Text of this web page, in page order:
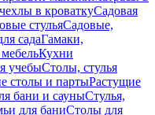
в кроваткуСадовая
стульяСадовые,
садаГамаки,
Кухни
учебыСтолы, стулья
столы и партыРастущие
бани и сауныСтулья,
для баниСтолы для